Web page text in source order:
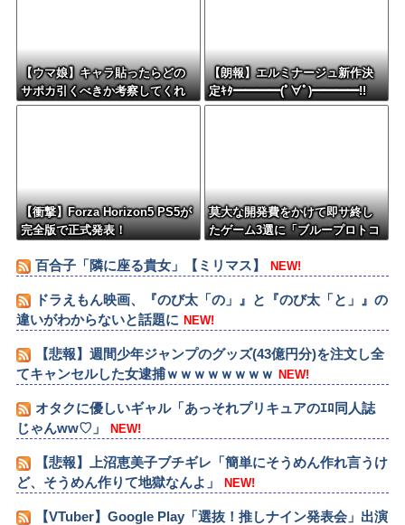
【ウマ娘】キャラ貼ったらどの
サポカ引くべきか考察してくれ
るツールない？
【朗報】エルミナージュ新作決
定ｷﾀ━━━━(ﾟ∀ﾟ)━━━━!!
【衝撃】Forza Horizon5 PS5が
完全版で正式発表！
莫大な開発費をかけて即サ終し
たゲーム3選に「ブループロトコ
ド」
百合子「隣に座る貴女」【ミリマス】 NEW!
ドラえもん映画、『のび太「の」』と『のび太「と」』の
違いがわからないと話題に NEW!
【悲報】週間少年ジャンプのグッズ(43億円分)を注文し全
てキャンセルした女逮捕ｗｗｗｗｗｗｗｗ NEW!
オタクに優しいギャル「あっそれプリキュアのｴﾛ同人誌
じゃんww♡」
NEW!
【悲報】上沼恵美子ブチギレ「簡単にそうめん作れ言うけ
ど、そうめん作りて地獄なんよ」
NEW!
【VTuber】Google Play「選抜！推しナイン発表会」出演